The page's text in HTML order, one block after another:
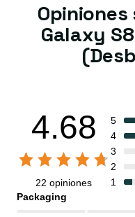
Opiniones
Galaxy
4.68
22 opiniones
5
4
3
2
1
Packaging